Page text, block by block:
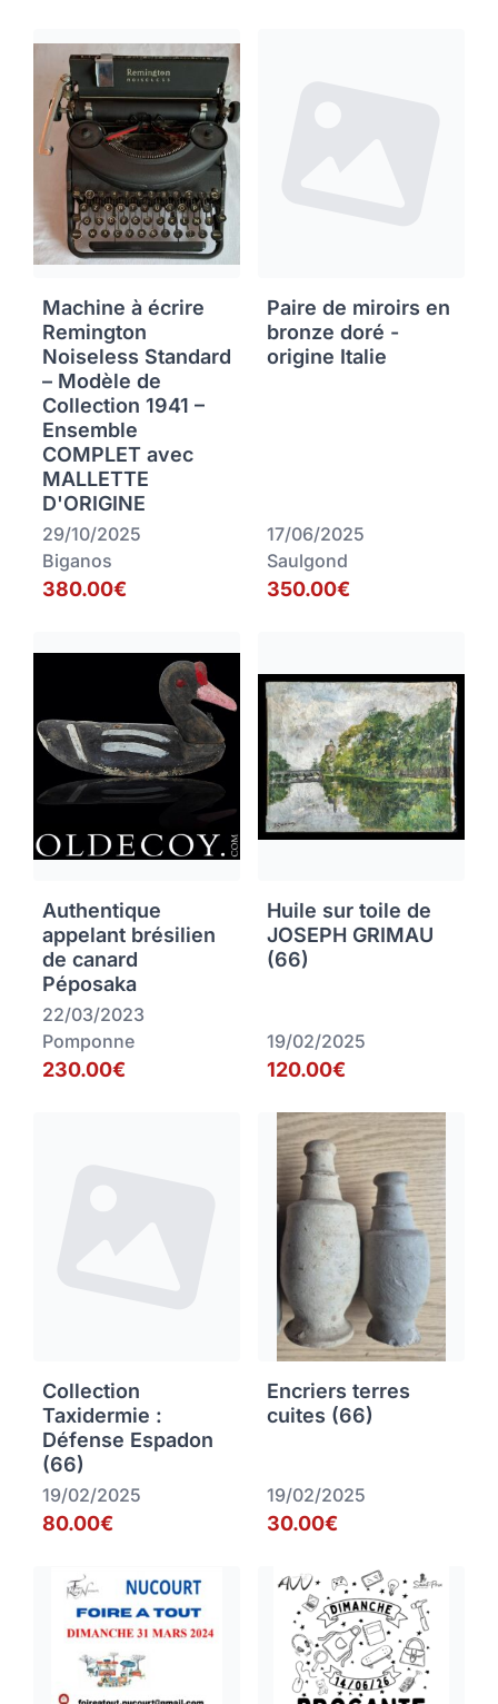
Machine à écrire
Remington
Noiseless Standard
– Modèle de
Collection 1941 –
Ensemble
COMPLET avec
MALLETTE
D'ORIGINE
29/10/2025
Biganos
380.00€
Paire de miroirs en
bronze doré -
origine Italie
17/06/2025
Saulgond
350.00€
Authentique
appelant brésilien
de canard
Péposaka
22/03/2023
Pomponne
230.00€
Huile sur toile de
JOSEPH GRIMAU
(66)
19/02/2025
120.00€
Collection
Taxidermie :
Défense Espadon
(66)
19/02/2025
80.00€
Encriers terres
cuites (66)
19/02/2025
30.00€